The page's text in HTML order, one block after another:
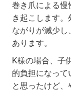
巻き爪による慢
き起こします
ながりが減少し
あります。
K様の場合、子
的負担になって
と思ったけど